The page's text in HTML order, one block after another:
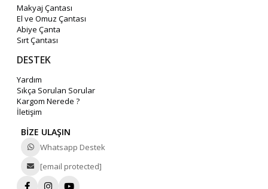
Makyaj Çantası
El ve Omuz Çantası
Abiye Çanta
Sırt Çantası
DESTEK
Yardım
Sıkça Sorulan Sorular
Kargom Nerede ?
İletişim
BİZE ULAŞIN
Whatsapp Destek
[email protected]